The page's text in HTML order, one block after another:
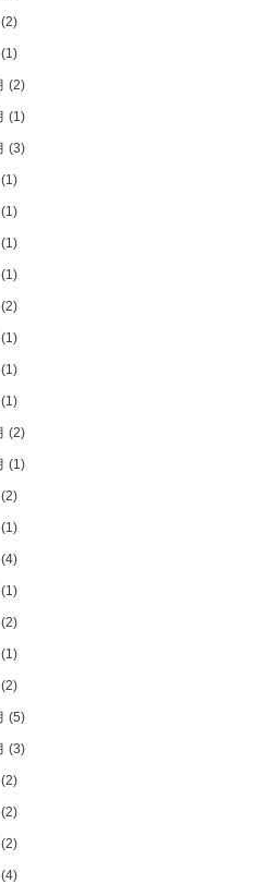
(2)
(1)
(2)
(1)
(3)
(1)
(1)
(1)
(1)
(2)
(1)
(1)
(1)
(2)
(1)
(2)
(1)
(4)
(1)
(2)
(1)
(2)
(5)
(3)
(2)
(2)
(2)
(4)